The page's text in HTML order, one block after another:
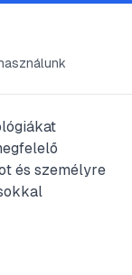
és személyre